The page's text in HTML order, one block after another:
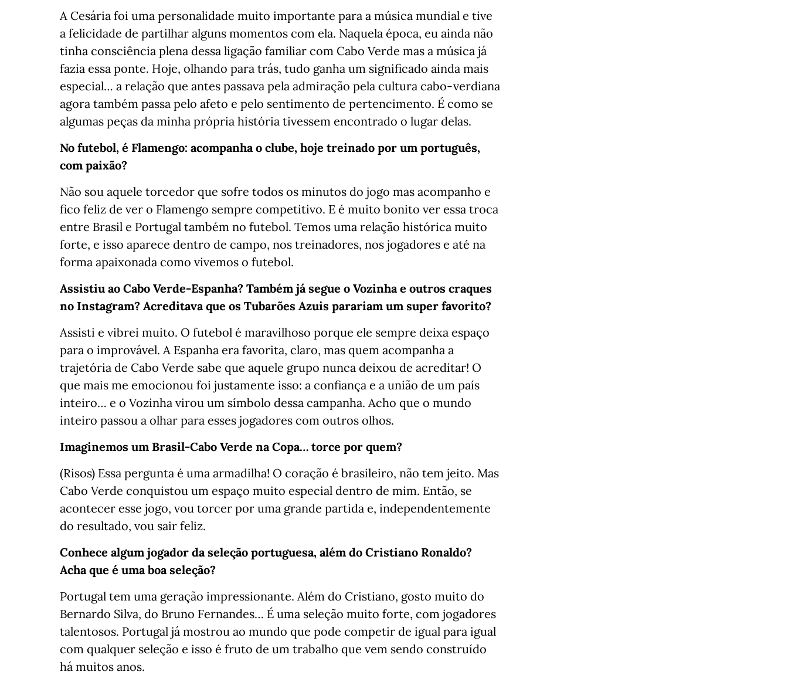
A Cesária foi uma personalidade muito importante para a música mundial e tive
a felicidade de partilhar alguns momentos com ela. Naquela época, eu ainda não
tinha consciência plena dessa ligação familiar com Cabo Verde mas a música já
fazia essa ponte. Hoje, olhando para trás, tudo ganha um significado ainda mais
especial… a relação que antes passava pela admiração pela cultura cabo-verdiana
agora também passa pelo afeto e pelo sentimento de pertencimento. É como se
algumas peças da minha própria história tivessem encontrado o lugar delas.
No futebol, é Flamengo: acompanha o clube, hoje treinado por um português,
com paixão?
Não sou aquele torcedor que sofre todos os minutos do jogo mas acompanho e
fico feliz de ver o Flamengo sempre competitivo. E é muito bonito ver essa troca
entre Brasil e Portugal também no futebol. Temos uma relação histórica muito
forte, e isso aparece dentro de campo, nos treinadores, nos jogadores e até na
forma apaixonada como vivemos o futebol.
Assistiu ao Cabo Verde-Espanha? Também já segue o Vozinha e outros craques
no Instagram? Acreditava que os Tubarões Azuis parariam um super favorito?
Assisti e vibrei muito. O futebol é maravilhoso porque ele sempre deixa espaço
para o improvável. A Espanha era favorita, claro, mas quem acompanha a
trajetória de Cabo Verde sabe que aquele grupo nunca deixou de acreditar! O
que mais me emocionou foi justamente isso: a confiança e a união de um país
inteiro… e o Vozinha virou um símbolo dessa campanha. Acho que o mundo
inteiro passou a olhar para esses jogadores com outros olhos.
Imaginemos um Brasil-Cabo Verde na Copa… torce por quem?
(Risos) Essa pergunta é uma armadilha! O coração é brasileiro, não tem jeito. Mas
Cabo Verde conquistou um espaço muito especial dentro de mim. Então, se
acontecer esse jogo, vou torcer por uma grande partida e, independentemente
do resultado, vou sair feliz.
Conhece algum jogador da seleção portuguesa, além do Cristiano Ronaldo?
Acha que é uma boa seleção?
Portugal tem uma geração impressionante. Além do Cristiano, gosto muito do
Bernardo Silva, do Bruno Fernandes… É uma seleção muito forte, com jogadores
talentosos. Portugal já mostrou ao mundo que pode competir de igual para igual
com qualquer seleção e isso é fruto de um trabalho que vem sendo construído
há muitos anos.